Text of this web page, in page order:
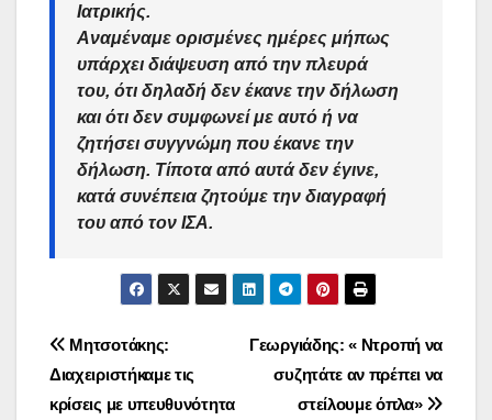
Ιατρικής.
Αναμέναμε ορισμένες ημέρες μήπως
υπάρχει διάψευση από την πλευρά
του, ότι δηλαδή δεν έκανε την δήλωση
και ότι δεν συμφωνεί με αυτό ή να
ζητήσει συγγνώμη που έκανε την
δήλωση. Τίποτα από αυτά δεν έγινε,
κατά συνέπεια ζητούμε την διαγραφή
του από τον ΙΣΑ.
Πλοήγηση
άρθρων
Γεωργιάδης: « Ντροπή να
συζητάτε αν πρέπει να
στείλουμε όπλα»
Μητσοτάκης:
Διαχειριστήκαμε τις
κρίσεις με υπευθυνότητα